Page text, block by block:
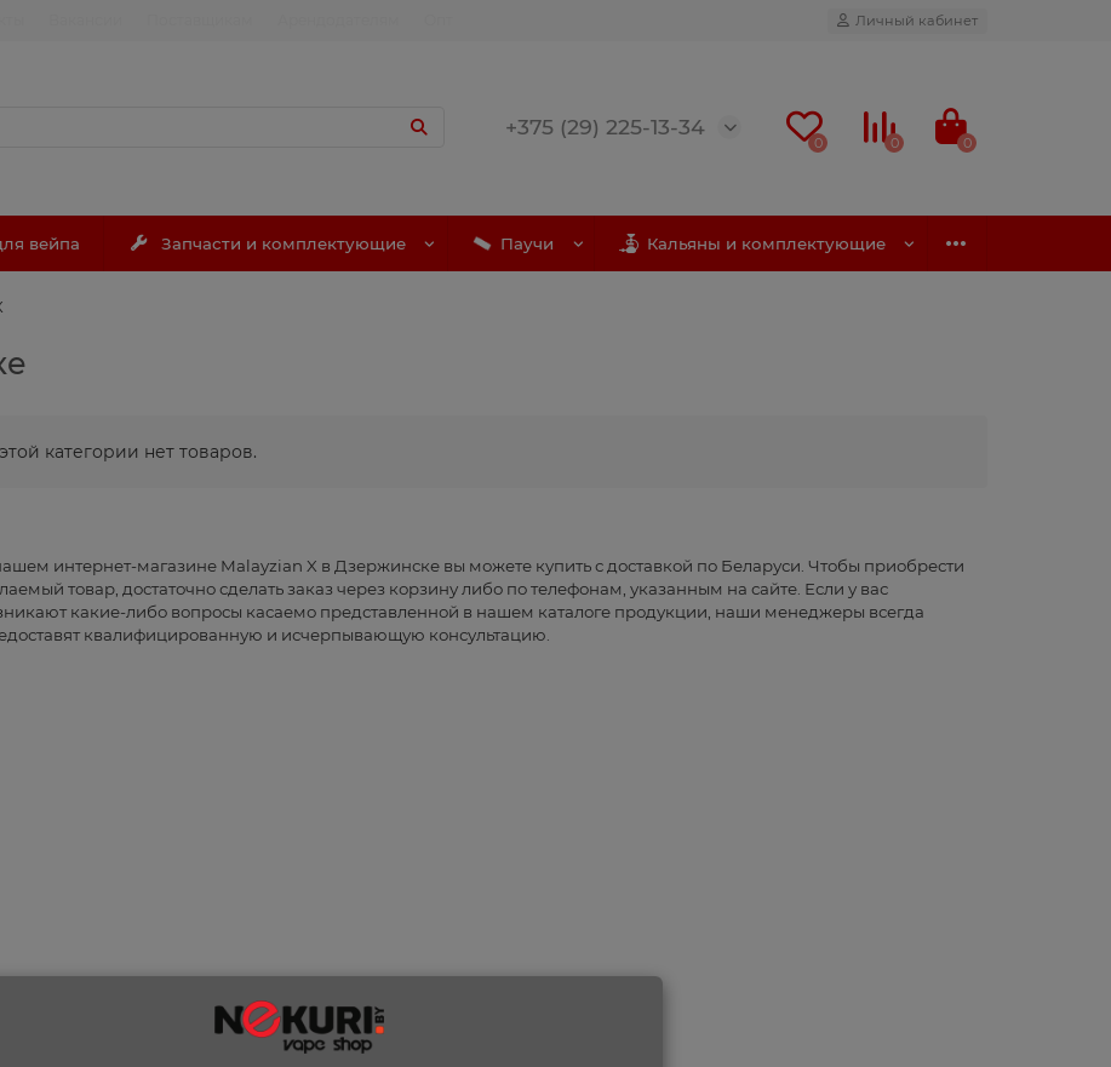
Личный кабинет
+375 (29) 225-13-34
0 0 0
вейпа Запчасти и комплектующие Паучи Кальяны и комплектующие
категории нет товаров.
интернет-магазине Malayzian X в Дзержинске вы можете купить с доставкой по Беларуси. Чтобы приобрести
товар, достаточно сделать заказ через корзину либо по телефонам, указанным на сайте. Если у вас
какие-либо вопросы касаемо представленной в нашем каталоге продукции, наши менеджеры всегда
квалифицированную и исчерпывающую консультацию.